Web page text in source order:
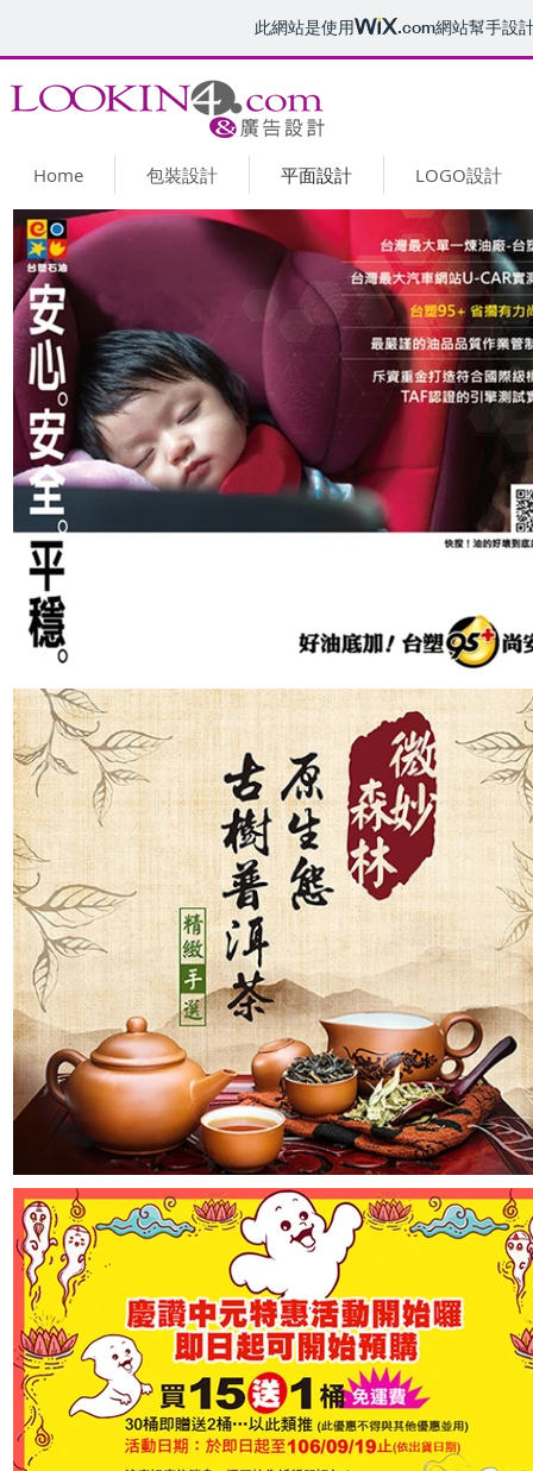
此網站是使用 .com網站幫手設
Home 包裝設計 平面設計 LOGO設計